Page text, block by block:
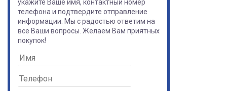
укажите Ваше имя, контактный номер
телефона и подтвердите отправление
информации. Мы с радостью ответим на
все Ваши вопросы. Желаем Вам приятных
покупок!